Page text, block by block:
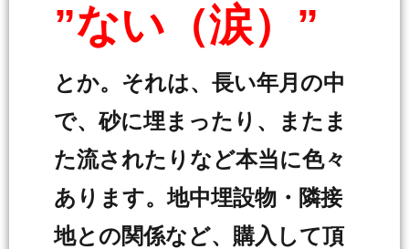
”ない（涙）”
とか。それは、長い年月の中
で、砂に埋まったり、またま
た流されたりなど本当に色々
あります。地中埋設物・隣接
地との関係など、購入して頂